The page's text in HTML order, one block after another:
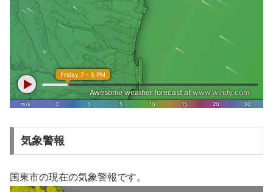
気象警報
国東市の現在の気象警報です。